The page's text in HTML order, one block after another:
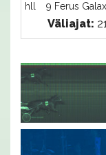
hll
9 Ferus Galax
Väliajat: